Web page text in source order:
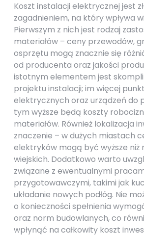
Koszt instalacji elektrycznej jest
zagadnieniem, na który wpływa
Pierwszym z nich jest rodzaj
materiałów – ceny przewodów,
osprzętu mogą znacznie się
od producenta oraz jakości
istotnym elementem jest
projektu instalacji; im więcej
elektrycznych oraz urządzeń do
tym wyższe będą koszty
materiałów. Również lokalizacja
znaczenie – w dużych miastach
elektryków mogą być wyższe niż
wiejskich. Dodatkowo warto
związane z ewentualnymi
przygotowawczymi, takimi jak
układanie nowych podłóg. Nie
o konieczności spełnienia
oraz norm budowlanych, co
wpłynąć na całkowity koszt